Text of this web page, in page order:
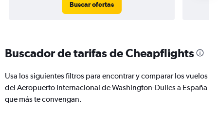
Buscar ofertas
Buscador de tarifas de Cheapflights
Usa los siguientes filtros para encontrar y comparar los vuelos
del Aeropuerto Internacional de Washington-Dulles a España
que más te convengan.